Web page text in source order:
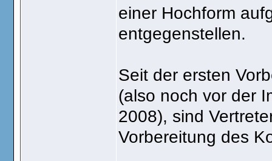
einer Hochform
entgegenstellen.
Seit der ersten
(also noch vor der
2008), sind
Vorbereitung des